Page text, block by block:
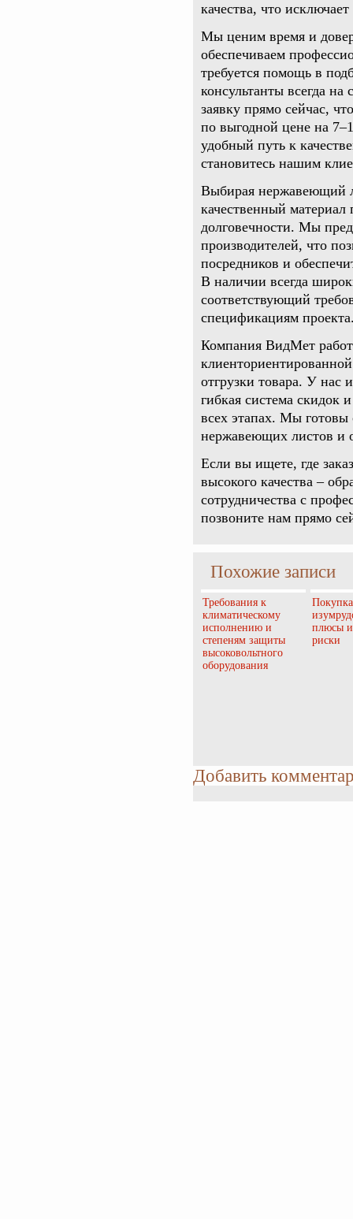
качества, что
Мы ценим время и
обеспечиваем
требуется помощь в
консультанты всегда
заявку прямо сейчас,
по выгодной цене на
удобный путь к
становитесь нашим
Выбирая нержавеющий
качественный
долговечности. Мы
производителей, что
посредников и
В наличии всегда
соответствующий
спецификациям
Компания ВидМет
отгрузки товара. У нас
гибкая система скидок
всех этапах. Мы
нержавеющих листов и
Если вы ищете, где
высокого качества –
сотрудничества с
позвоните нам прямо
Похожие записи
Требования к
климатическому
исполнению и
степеням защиты
высоковольтного
оборудования
плюсы
риски
Добавить